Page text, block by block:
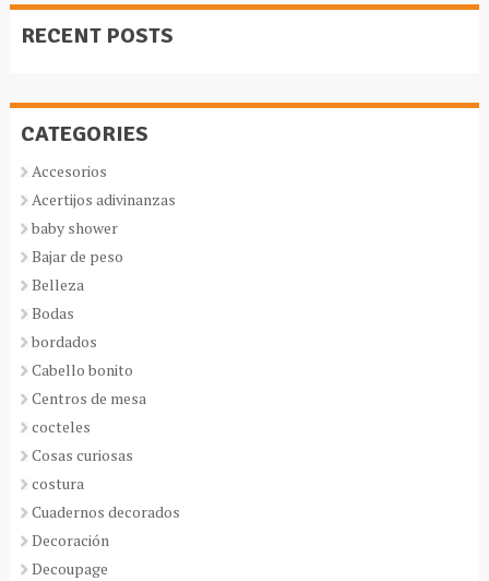
RECENT POSTS
CATEGORIES
Accesorios
Acertijos adivinanzas
baby shower
Bajar de peso
Belleza
Bodas
bordados
Cabello bonito
Centros de mesa
cocteles
Cosas curiosas
costura
Cuadernos decorados
Decoración
Decoupage